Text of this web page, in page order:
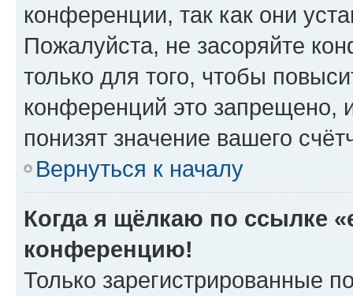
конференции, так как они
Пожалуйста, не засоряйте
только для того, чтобы
конференций это запрещено,
понизят значение вашего
Вернуться к началу
Когда я щёлкаю по ссылке
конференцию!
Только зарегистрированные